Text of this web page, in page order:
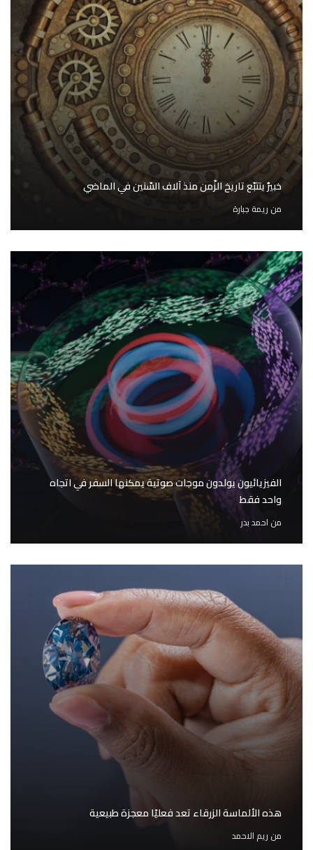
خبيرٌ يتتبّع تاريخ الزّمن منذ آلاف السّنين في الماضي
من ريمة جبارة
الفيزيائيون يولدون موجات صوتية يمكنها السفر في اتجاه
واحد فقط
من احمد بدر
هذه الألماسة الزرقاء تعد فعليًا معجزة طبيعية
من ريم الاحمد